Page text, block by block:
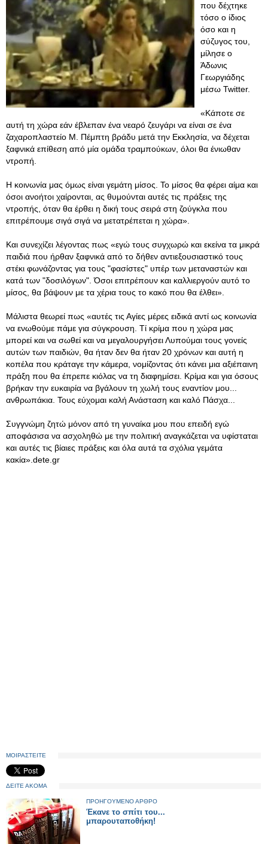
που δέχτηκε
τόσο ο ίδιος
όσο και η
σύζυγος του,
μίλησε ο
Άδωνις
Γεωργιάδης
μέσω Twitter.
«Κάποτε σε
αυτή τη χώρα εάν έβλεπαν ένα νεαρό ζευγάρι να είναι σε ένα
ζαχαροπλαστείο Μ. Πέμπτη βράδυ μετά την Εκκλησία, να δέχεται
ξαφνικά επίθεση από μία ομάδα τραμπούκων, όλοι θα ένιωθαν
ντροπή.
Η κοινωνία μας όμως είναι γεμάτη μίσος. Το μίσος θα φέρει αίμα και
όσοι ανοήτοι χαίρονται, ας θυμούνται αυτές τις πράξεις της
ντροπής, όταν θα έρθει η δική τους σειρά στη ζούγκλα που
επιτρέπουμε σιγά σιγά να μετατρέπεται η χώρα».
Και συνεχίζει λέγοντας πως «εγώ τους συγχωρώ και εκείνα τα μικρά
παιδιά που ήρθαν ξαφνικά από το δήθεν αντιεξουσιαστικό τους
στέκι φωνάζοντας για τους "φασίστες" υπέρ των μεταναστών και
κατά των "δοσιλόγων". Όσοι επιτρέπουν και καλλιεργούν αυτό το
μίσος, θα βάψουν με τα χέρια τους το κακό που θα έλθει».
Μάλιστα θεωρεί πως «αυτές τις Αγίες μέρες ειδικά αντί ως κοινωνία
να ενωθούμε πάμε για σύγκρουση. Τί κρίμα που η χώρα μας
μπορεί και να σωθεί και να μεγαλουργήσει Λυπούμαι τους γονείς
αυτών των παιδιών, θα ήταν δεν θα ήταν 20 χρόνων και αυτή η
κοπέλα που κράταγε την κάμερα, νομίζοντας ότι κάνει μια αξιέπαινη
πράξη που θα έπρεπε κιόλας να τη διαφημίσει. Κρίμα και για όσους
βρήκαν την ευκαιρία να βγάλουν τη χωλή τους εναντίον μου...
ανθρωπάκια. Τους εύχομαι καλή Ανάσταση και καλό Πάσχα...
Συγγνώμη ζητώ μόνον από τη γυναίκα μου που επειδή εγώ
αποφάσισα να ασχοληθώ με την πολιτική αναγκάζεται να υφίσταται
και αυτές τις βίαιες πράξεις και όλα αυτά τα σχόλια γεμάτα
κακία».dete.gr
ΜΟΙΡΑΣΤΕΙΤΕ
ΔΕΙΤΕ ΑΚΟΜΑ
ΠΡΟΗΓΟΥΜΕΝΟ ΑΡΘΡΟ
Έκανε το σπίτι του...
μπαρουταποθήκη!